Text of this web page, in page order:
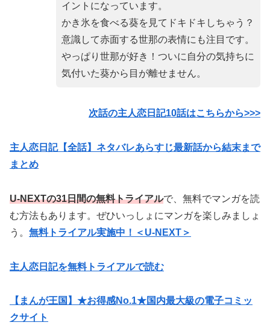
イントになっています。
かき氷を食べる葵を見てドキドキしちゃう？
意識して赤面する世那の表情にも注目です。
やっぱり世那が好き！ついに自分の気持ちに
気付いた葵から目が離せません。
次話の主人恋日記10話はこちらから>>>
主人恋日記【全話】ネタバレあらすじ最新話から結末まで
まとめ
U-NEXTの31日間の無料トライアルで、無料でマンガを読
む方法もあります。ぜひいっしょにマンガを楽しみましょ
う。 無料トライアル実施中！＜U-NEXT＞
主人恋日記を無料トライアルで読む
【まんが王国】★お得感No.1★国内最大級の電子コミッ
クサイト